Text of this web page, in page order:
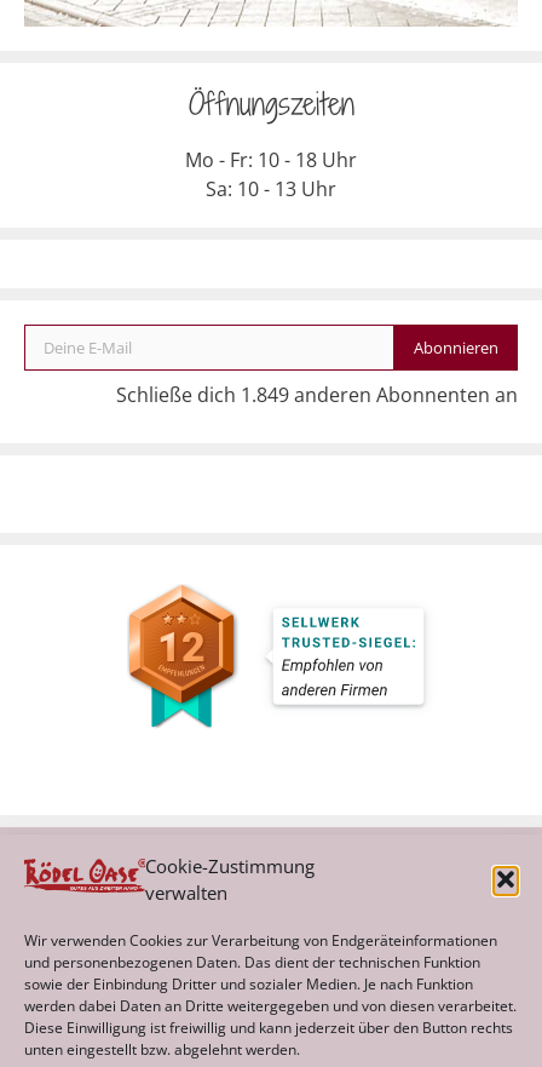
Cookie-Zustimmung
verwalten
Wir verwenden Cookies zur Verarbeitung von Endgeräteinformationen
und personenbezogenen Daten. Das dient der technischen Funktion
sowie der Einbindung Dritter und sozialer Medien. Je nach Funktion
werden dabei Daten an Dritte weitergegeben und von diesen verarbeitet.
Diese Einwilligung ist freiwillig und kann jederzeit über den Button rechts
unten eingestellt bzw. abgelehnt werden.
Öffnungszeiten
Mo - Fr: 10 - 18 Uhr
Sa: 10 - 13 Uhr
Deine E-Mail
Abonnieren
Schließe dich 1.849 anderen Abonnenten an
Archiv